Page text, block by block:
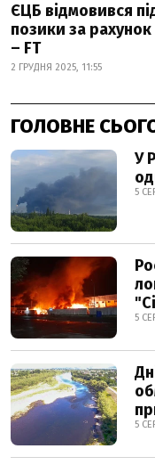
ЄЦБ відмовився
позики за
– FT
2 ГРУДНЯ 2025, 11:55
ГОЛОВНЕ
У
5
5
5